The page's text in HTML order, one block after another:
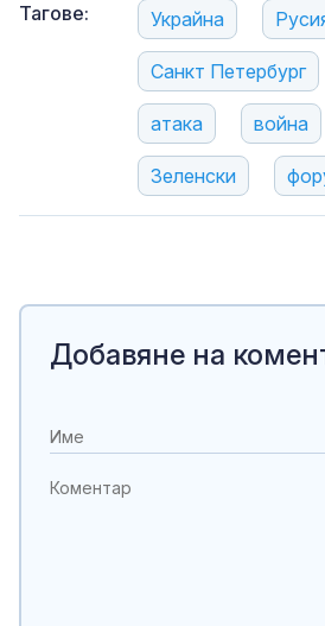
Тагове: Украйна
Санкт Петербург
атака война
Зеленски
Добавяне на